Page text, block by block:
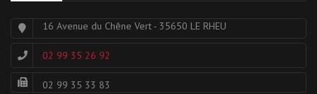
16 Avenue du Chêne Vert - 35650 LE RHEU
02 99 35 26 92
02 99 35 33 83